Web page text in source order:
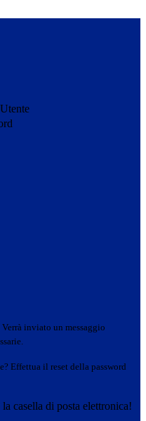
Verrà inviato un messaggio
Effettua il reset della password
casella di posta elettronica!